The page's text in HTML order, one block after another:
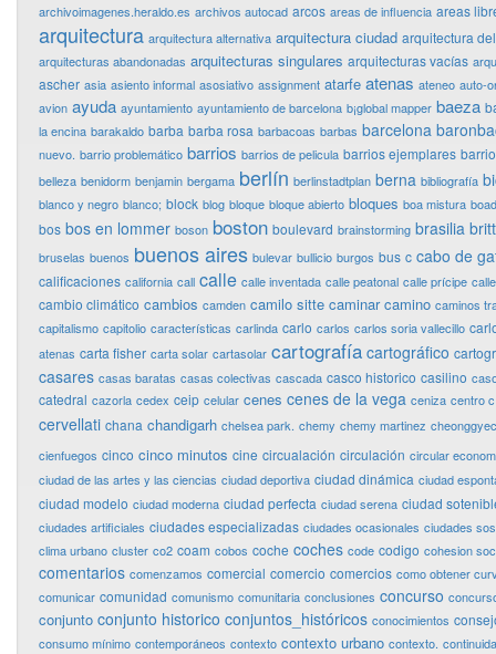
archivoimagenes.heraldo.es archivos autocad arcos areas de influencia areas
arquitectura arquitectura alternativa arquitectura ciudad arquitectura
arquitecturas abandonadas arquitecturas singulares arquitecturas vacías
ascher asia asiento informal asosiativo assignment atarfe atenas ateneo auto-
avion ayuda ayuntamiento ayuntamiento de barcelona b¡global mapper baeza
la encina barakaldo barba barba rosa barbacoas barbas barcelona
nuevo. barrio problemático barrios barrios de pelicula barrios ejemplares
belleza benidorm benjamin bergama berlín berlinstadtplan berna bibliografía
blanco y negro blanco; block blog bloque bloque abierto bloques boa mistura
bos bos en lommer boson boston boulevard brainstorming brasilia
bruselas buenos buenos aires bulevar bullicio burgos bus c cabo de
calificaciones california call calle calle inventada calle peatonal calle prícipe
cambio climático cambios camden camilo sitte caminar camino caminos
capitalismo capitolio características carlinda carlo carlos carlos soria vallecillo
atenas carta fisher carta solar cartasolar cartografía cartográfico
casares casas baratas casas colectivas cascada casco historico casilino
catedral cazorla cedex ceip celular cenes cenes de la vega ceniza centro
cervellati chana chandigarh chelsea park. chemy chemy martinez
cienfuegos cinco cinco minutos cine circualación circulación circular
ciudad de las artes y las ciencias ciudad deportiva ciudad dinámica ciudad
ciudad modelo ciudad moderna ciudad perfecta ciudad serena ciudad
ciudades artificiales ciudades especializadas ciudades ocasionales ciudades
clima urbano cluster co2 coam cobos coche coches code codigo cohesion
comentarios comenzamos comercial comercio comercios como obtener
comunicar comunidad comunismo comunitaria conclusiones concurso
conjunto conjunto historico conjuntos_históricos conocimientos
consumo mínimo contemporáneos contexto contexto urbano contexto.